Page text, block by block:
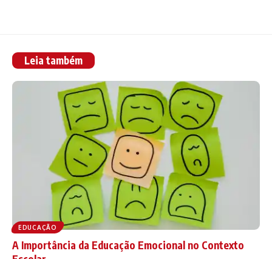
Leia também
EDUCAÇÃO
A Importância da Educação Emocional no Contexto